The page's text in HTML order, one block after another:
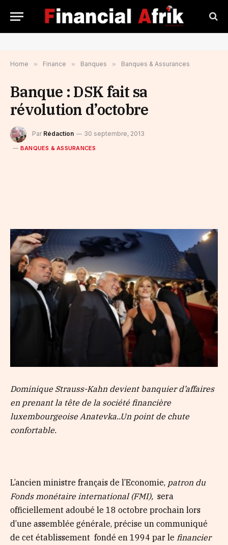
Home » Finance » Banques » Banques & Assurances
Banque : DSK fait sa
révolution d’octobre
Par Rédaction 30 septembre, 2013
BANQUES & ASSURANCES
Dominique Strauss-Kahn devient banquier d’affaires
en prenant la tête de la société financière
luxembourgeoise Anatevka..Un point de chute
confortable.
L’ancien ministre français de l’Economie, patron du
Fonds monétaire international (FMI), sera
officiellement adoubé le 18 octobre prochain lors
d’une assemblée générale, précise un communiqué
de cet établissement fondé en 1994 par le financier